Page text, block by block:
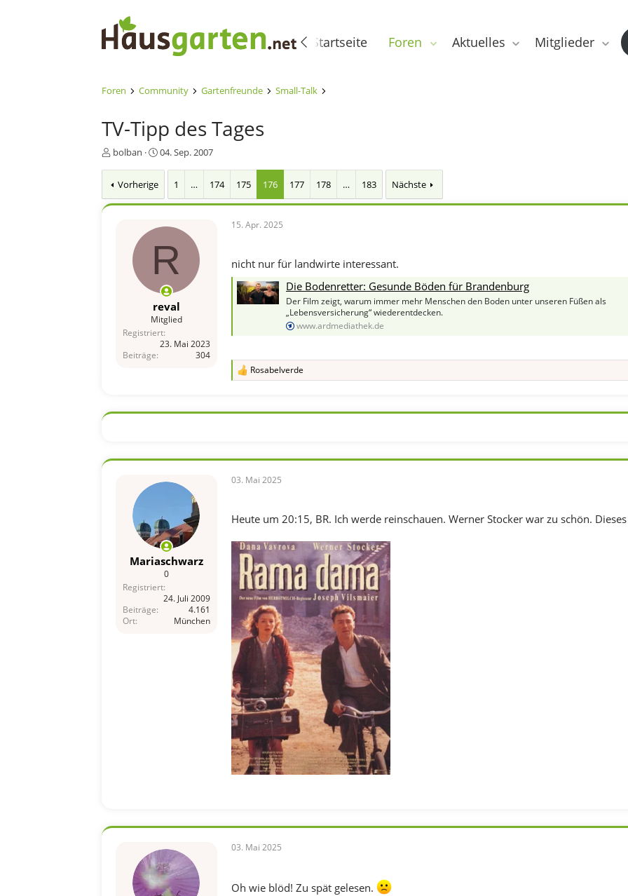
Startseite Foren Aktuelles Mitglieder
Foren Community Gartenfreunde Small-Talk
TV-Tipp des Tages
E
t
e
bolban
E
e
l
a
m
04. Sep. 2007
Vorherige 1 … 174 175 176 177 178 … 183 Nächste
R
reval
Mitglied
Registriert
23. Mai 2023
Beiträge
304
15. Apr. 2025
nicht nur für landwirte interessant.
Die Bodenretter: Gesunde Böden für Brandenburg
Der Film zeigt, warum immer mehr Menschen den Boden unter unseren Füßen als
„Lebensversicherung“ wiederentdecken.
www.ardmediathek.de
R
e
n
:
Rosabelverde
Mariaschwarz
0
Registriert
24. Juli 2009
Beiträge
4.161
Ort
München
03. Mai 2025
Heute um 20:15, BR. Ich werde reinschauen. Werner Stocker war zu schön.
03. Mai 2025
Oh wie blöd! Zu spät gelesen.